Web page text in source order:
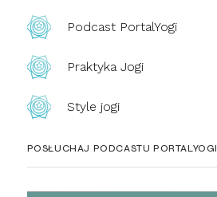
Podcast PortalYogi
Praktyka Jogi
Style jogi
POSŁUCHAJ PODCASTU PORTALYOGI